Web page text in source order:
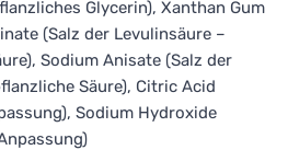
Glycerin), Xanthan Gum
(Salz der Levulinsäure –
Sodium Anisate (Salz der
Säure), Citric Acid
Sodium Hydroxide